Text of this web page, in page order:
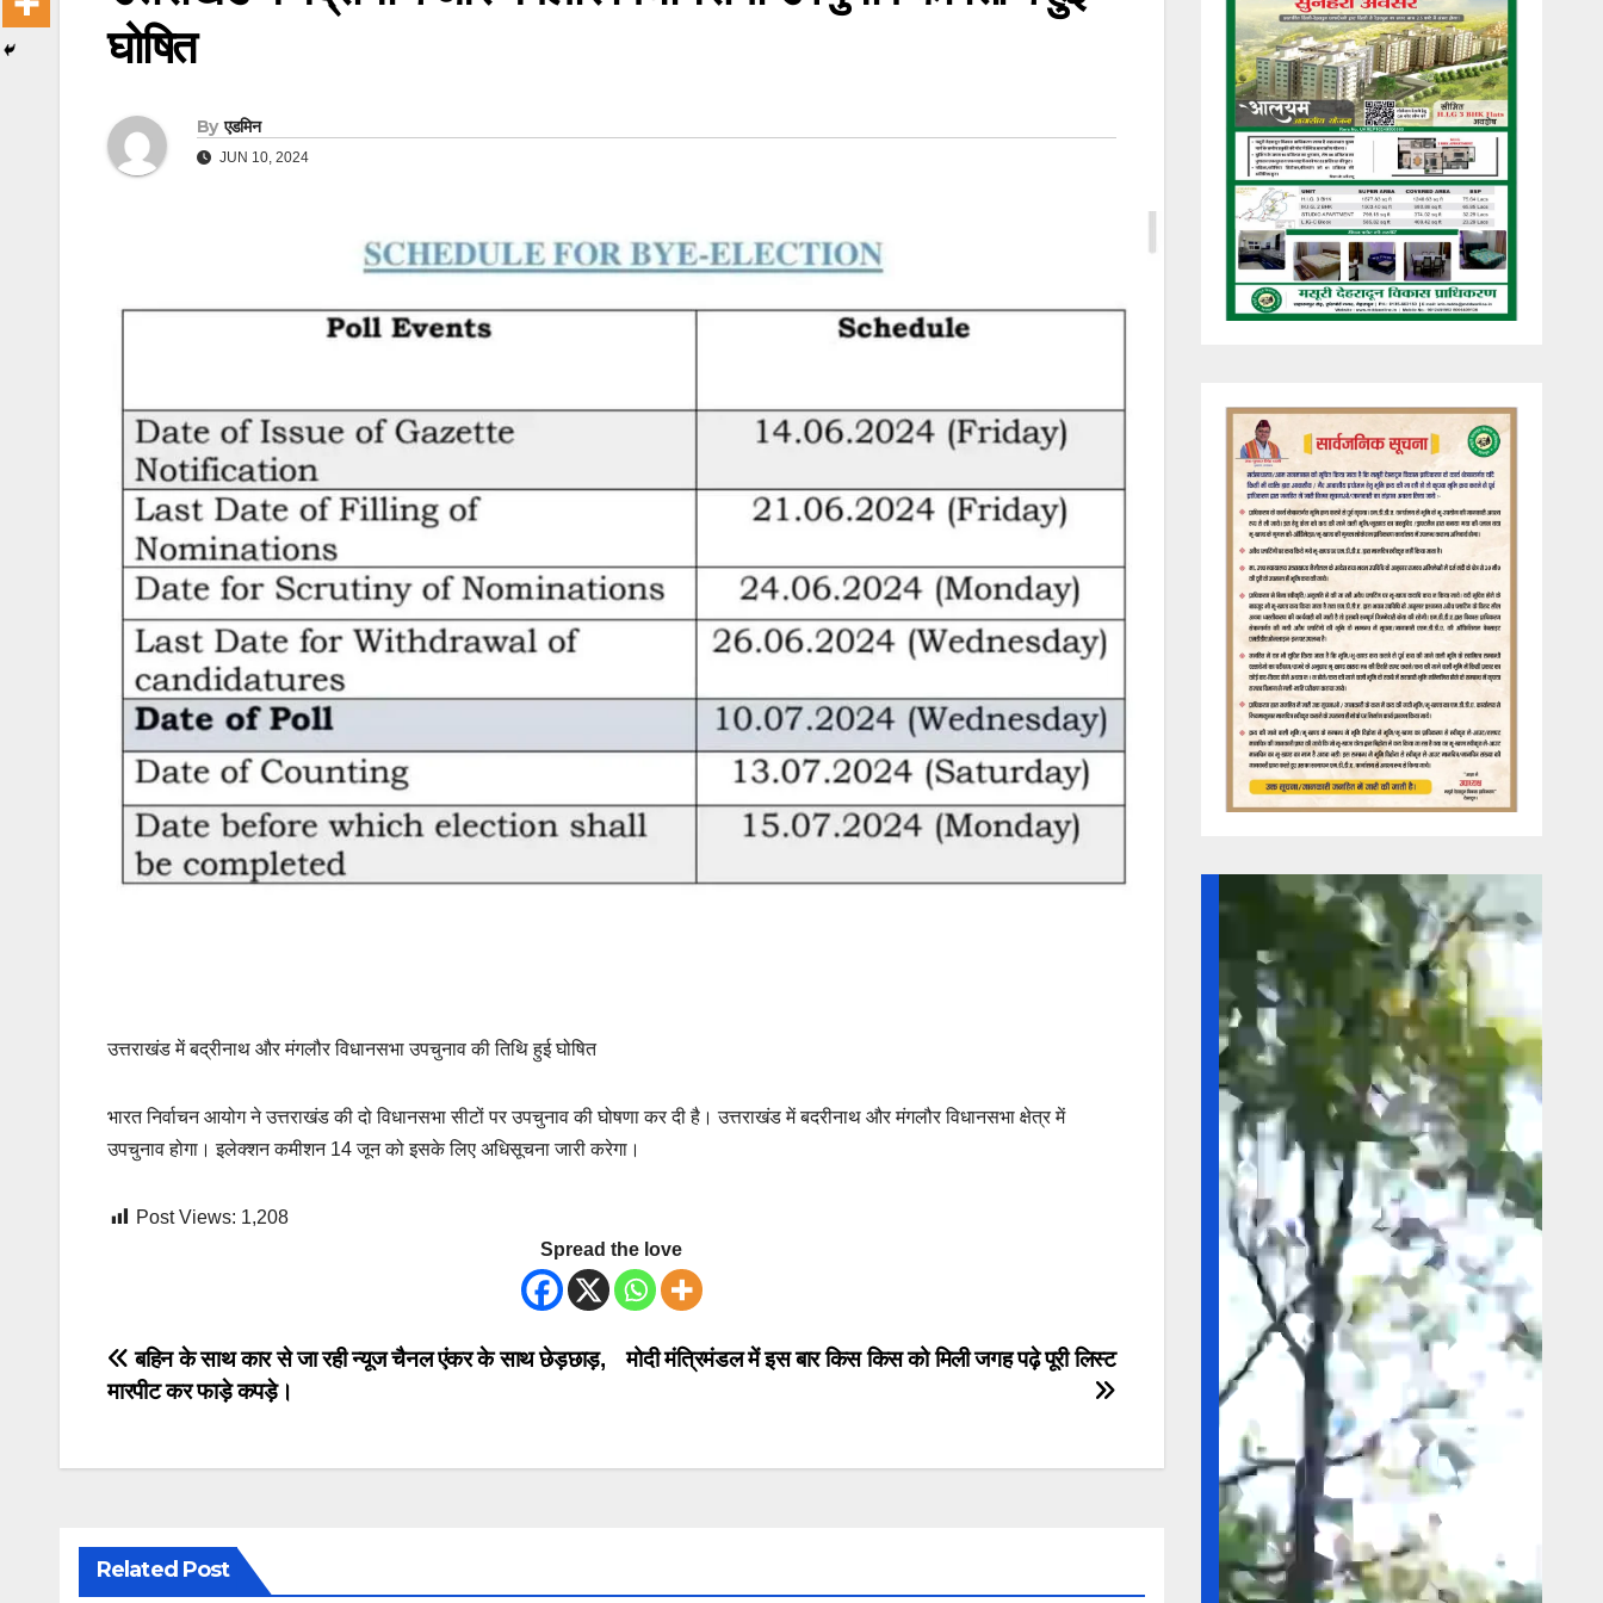
घोषित
By एडमिन
JUN 10, 2024
उत्तराखंड में बद्रीनाथ और मंगलौर विधानसभा उपचुनाव की तिथि हुई घोषित
भारत निर्वाचन आयोग ने उत्तराखंड की दो विधानसभा सीटों पर उपचुनाव की घोषणा कर दी है। उत्तराखंड में बदरीनाथ और मंगलौर विधानसभा क्षेत्र में
उपचुनाव होगा। इलेक्शन कमीशन 14 जून को इसके लिए अधिसूचना जारी करेगा।
Post Views: 1,208
Spread the love
Post
navigation
मोदी मंत्रिमंडल में इस बार किस किस को मिली जगह पढ़े पूरी लिस्ट
बहिन के साथ कार से जा रही न्यूज चैनल एंकर के साथ छेड़छाड़,
मारपीट कर फाड़े कपड़े।
Related Post